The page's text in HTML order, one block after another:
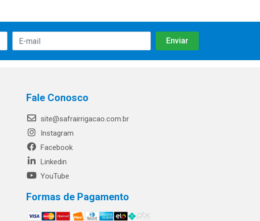
Fale Conosco
site@safrairrigacao.com.br
Instagram
Facebook
Linkedin
YouTube
Formas de Pagamento